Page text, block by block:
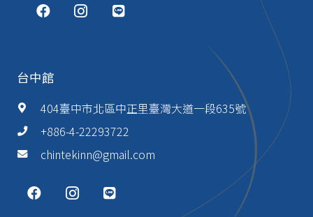
台中館
404臺中市北區中正里臺灣大道一段635號
+886-4-22293722
chintekinn@gmail.com